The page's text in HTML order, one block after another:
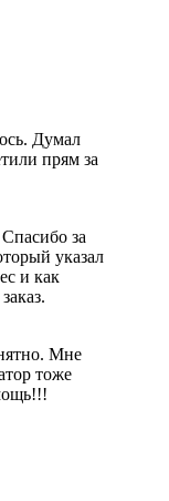
Думал
прям за
за
указал
и как
Мне
тоже